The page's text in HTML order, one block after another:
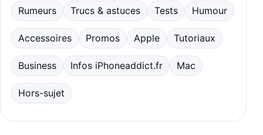
Rumeurs Trucs & astuces Tests Humour
Accessoires Promos Apple Tutoriaux
Business Infos iPhoneaddict.fr Mac
Hors-sujet